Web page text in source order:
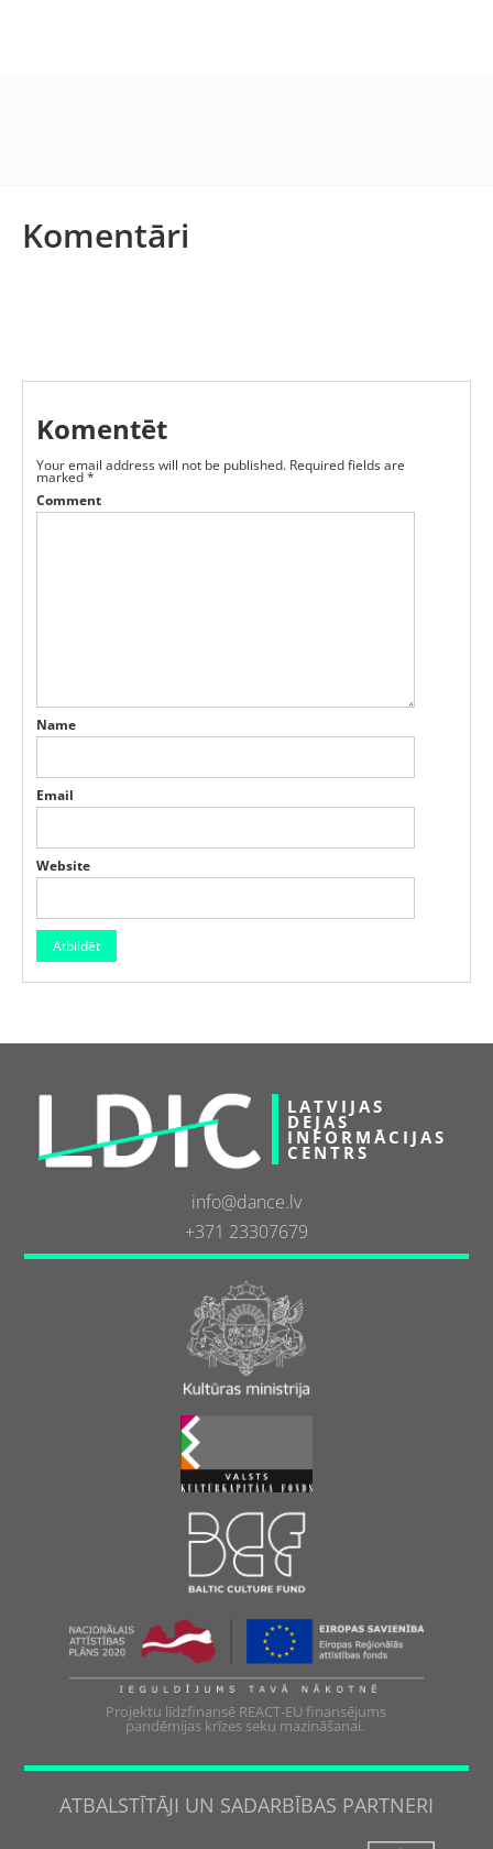
Komentāri
Komentēt
Your email address will not be published. Required fields are
marked*
Comment
Name
Email
Website
LATVIJAS
DEJAS
INFORMĀCIJAS
CENTRS
info@dance.lv
+371 23307679
Projektu līdzfinansē REACT-EU finansējums
pandēmijas krīzes seku mazināšanai.
ATBALSTĪTĀJI UN SADARBĪBAS PARTNERI